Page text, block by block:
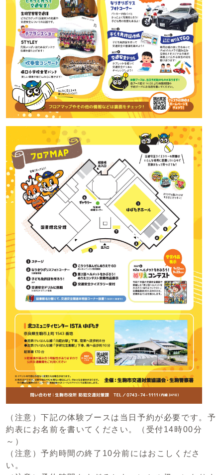
（注意）下記の体験ブースは当日予約が必要です。予
約表にお名前を書いてください。（受付14時00分
～）
（注意）予約時間の終了10分前にはおこしくださ
い。